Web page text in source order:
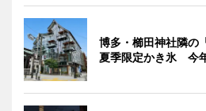
博多・櫛田神社隣の
夏季限定かき氷 今